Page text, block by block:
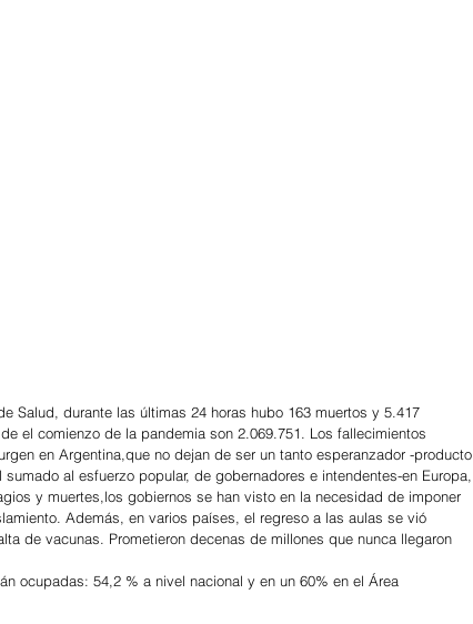
Salud, durante las últimas 24 horas hubo 163 muertos y 5.417
el comienzo de la pandemia son 2.069.751. Los fallecimientos
en Argentina,que no dejan de ser un tanto esperanzador -producto
al esfuerzo popular, de gobernadores e intendentes-en Europa,
y muertes,los gobiernos se han visto en la necesidad de imponer
Además, en varios países, el regreso a las aulas se vió
de vacunas. Prometieron decenas de millones que nunca llegaron
ocupadas: 54,2 % a nivel nacional y en un 60% en el Área